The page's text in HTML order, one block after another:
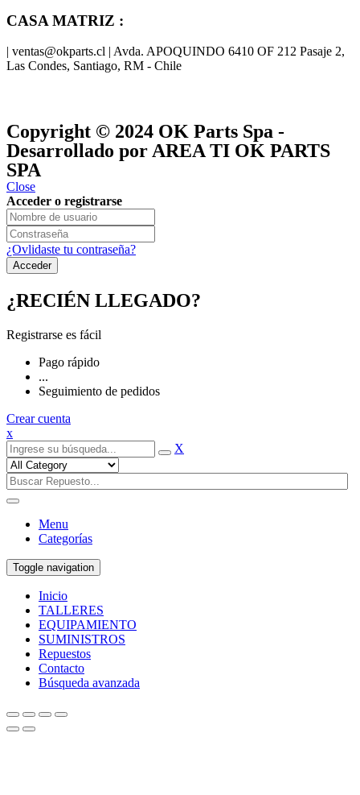
CASA MATRIZ :
| ventas@okparts.cl | Avda. APOQUINDO 6410 OF 212 Pasaje 2,
Las Condes, Santiago, RM - Chile
Copyright © 2024 OK Parts Spa -
Desarrollado por AREA TI OK PARTS
SPA
Close
Acceder o registrarse
¿Ovlidaste tu contraseña?
¿RECIÉN LLEGADO?
Registrarse es fácil
Pago rápido
...
Seguimiento de pedidos
Crear cuenta
x
X
Menu
Categorías
Toggle navigation
Inicio
TALLERES
EQUIPAMIENTO
SUMINISTROS
Repuestos
Contacto
Búsqueda avanzada